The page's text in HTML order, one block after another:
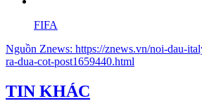
FIFA
Nguồn Znews: https://znews.vn/noi-dau-
ra-dua-cot-post1659440.html
TIN KHÁC